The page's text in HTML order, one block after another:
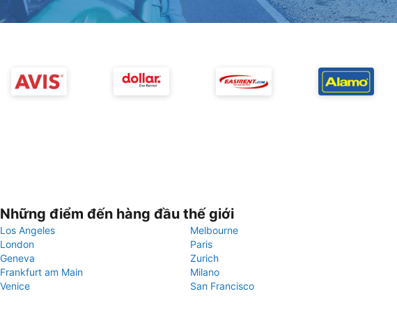
Những điểm đến hàng đầu thế giới
Los Angeles
Melbourne
London
Paris
Geneva
Zurich
Frankfurt am Main
Milano
Venice
San Francisco